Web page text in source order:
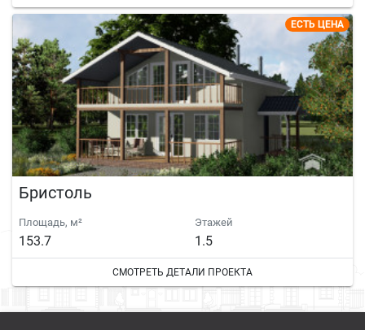
ЕСТЬ ЦЕНА
Бристоль
Площадь, м²
153.7
Этажей
1.5
СМОТРЕТЬ ДЕТАЛИ ПРОЕКТА